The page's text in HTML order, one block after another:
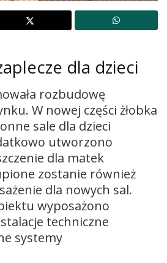
dla dzieci
rozbudowę
W nowej części żłobka
sale dla dzieci
utworzono
dla matek
zostanie również
dla nowych sal.
wyposażono
techniczne
systemy